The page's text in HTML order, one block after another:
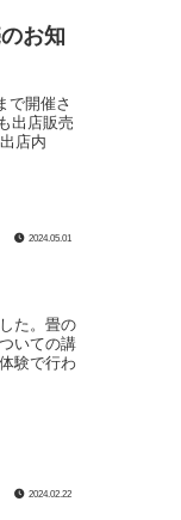
お知
で開催さ
出店販売
店内
2024.05.01
た。畳の
いての講
験で行わ
2024.02.22